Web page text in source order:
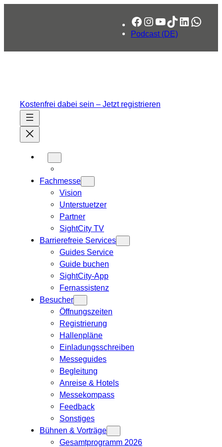
Facebook
Instagram
YouTube
TikTok
LinkedIn
Podcast (DE)
Kostenfrei dabei sein – Jetzt registrieren
Fachmesse
Vision
Unterstuetzer
Partner
SightCity TV
Barrierefreie Services
Guides Service
Guide buchen
SightCity-App
Fernassistenz
Besucher
Öffnungszeiten
Registrierung
Hallenpläne
Einladungsschreiben
Messeguides
Begleitung
Anreise & Hotels
Messekompass
Feedback
Sonstiges
Bühnen & Vorträge
Gesamtprogramm 2026